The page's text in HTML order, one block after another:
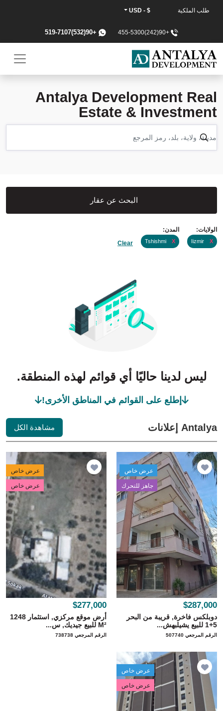
طلب الملكية $ - USD
+90(242)455-5300
+90(532)519-7107
Antalya Development Real
Estate & Investment
البحث عن عقار
الولايات:
Iizmir X
المدن:
Tshishmi X
Clear
ليس لدينا حاليًا أي قوائم لهذه المنطقة.
إطلع على القوائم في المناطق الأخرى!
Antalya إعلانات مشاهدة الكل
عرض خاص
جاهز للتحرك
$287,000
دوبلكس فاخرة, قريبة من البحر
5+1 للبيع يشيلبهش...
الرقم المرجعي 507740
عرض خاص
عرض خاص
$277,000
أرض موقع مركزي, استثمار 1248
M² للبيع جيديك, س...
الرقم المرجعي 738738
عرض خاص
عرض خاص